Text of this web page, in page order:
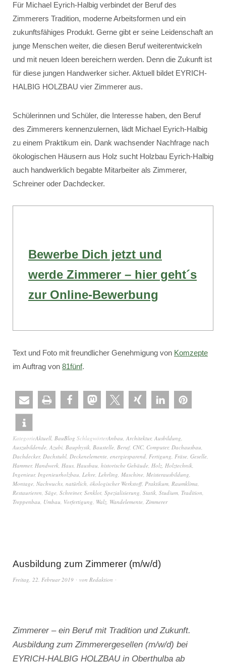
Für Michael Eyrich-Halbig verbindet der Beruf des
Zimmerers Tradition, moderne Arbeitsformen und ein
zukunftsfähiges Produkt. Gerne gibt er seine Leidenschaft an
junge Menschen weiter, die diesen Beruf weiterentwickeln
und mit neuen Ideen bereichern werden. Denn die Zukunft ist
für diese jungen Handwerker sicher. Aktuell bildet EYRICH-
HALBIG HOLZBAU vier Zimmerer aus.
Schülerinnen und Schüler, die Interesse haben, den Beruf
des Zimmerers kennenzulernen, lädt Michael Eyrich-Halbig
zu einem Praktikum ein. Dank wachsender Nachfrage nach
ökologischen Häusern aus Holz sucht Holzbau Eyrich-Halbig
auch handwerklich begabte Mitarbeiter als Zimmerer,
Schreiner oder Dachdecker.
Bewerbe Dich jetzt und
werde Zimmerer – hier geht´s
zur Online-Bewerbung
Text und Foto mit freundlicher Genehmigung von Komzepte
im Auftrag von 81fünf.
KategorieAktuell, BauBlog SchlagwörterAnbau, Architektur, Ausbildung,
Auszubildende, Azubi, Bauphysik, Baustelle, Beruf, CNC, Computer, Dachausbau,
Dachdecker, Dachstuhl, Deckenelemente, energiesparend, Fertigung, Fräse, Geselle,
Hammer, Handwerk, Haus, Hausbau, historische Gebäude, Holz, Holztechnik,
Ingenieur, Ingenieurholzbau, Lehre, Lehrling, Maschine, Meisterausbildung,
Montage, Nachwuchs, natürlich, ökologischer Werkstoff, Praktikum, Raumklima,
Restaurieren, Säge, Schreiner, Senklot, Spezialisierung, Statik, Studium, Tradition,
Treppenbau, Umbau, Vorfertigung, Walz, Wandelemente, Zimmerer
Ausbildung zum Zimmerer (m/w/d)
Freitag, 22. Februar 2019 von Redaktion
Zimmerer – ein Beruf mit Tradition und Zukunft.
Ausbildung zum Zimmerergesellen (m/w/d) bei
EYRICH-HALBIG HOLZBAU in Oberthulba ab